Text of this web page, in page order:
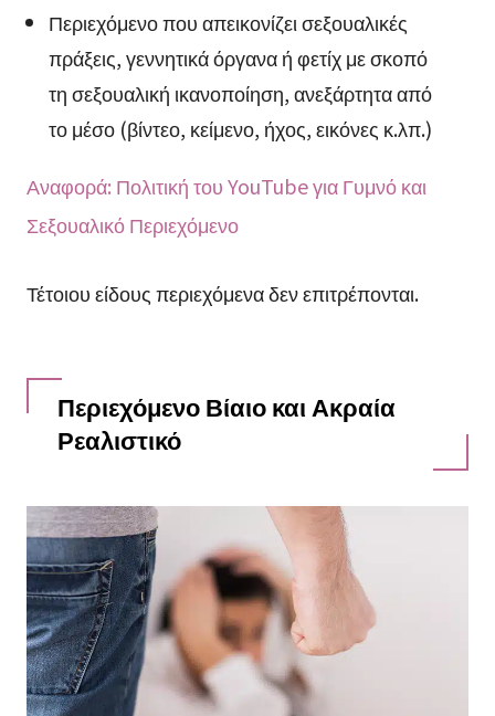
Περιεχόμενο που απεικονίζει σεξουαλικές
πράξεις, γεννητικά όργανα ή φετίχ με σκοπό
τη σεξουαλική ικανοποίηση, ανεξάρτητα από
το μέσο (βίντεο, κείμενο, ήχος, εικόνες κ.λπ.)
Αναφορά: Πολιτική του YouTube για Γυμνό και
Σεξουαλικό Περιεχόμενο
Τέτοιου είδους περιεχόμενα δεν επιτρέπονται.
Περιεχόμενο Βίαιο και Ακραία
Ρεαλιστικό